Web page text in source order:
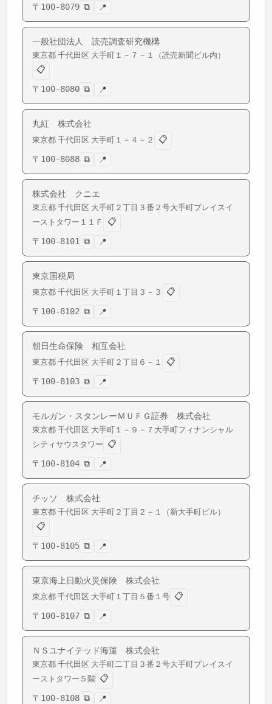
〒 100-8079 ⧉ 📍
一般社団法人 読売調査研究機構
東京都 千代田区 大手町 １－７－１（読売新聞ビル内）
📋
〒 100-8080 ⧉ 📍
丸紅 株式会社
東京都 千代田区 大手町 １－４－２
📋
〒 100-8088 ⧉ 📍
株式会社 クニエ
東京都 千代田区 大手町 ２丁目３番２号大手町プレイスイ
ーストタワー１１Ｆ
📋
〒 100-8101 ⧉ 📍
東京国税局
東京都 千代田区 大手町 １丁目３－３
📋
〒 100-8102 ⧉ 📍
朝日生命保険 相互会社
東京都 千代田区 大手町 ２丁目６－１
📋
〒 100-8103 ⧉ 📍
モルガン・スタンレーＭＵＦＧ証券 株式会社
東京都 千代田区 大手町 １－９－７大手町フィナンシャル
シティサウスタワー 📋
〒 100-8104 ⧉ 📍
チッソ 株式会社
東京都 千代田区 大手町 ２丁目２－１（新大手町ビル）
📋
〒 100-8105 ⧉ 📍
東京海上日動火災保険 株式会社
東京都 千代田区 大手町 １丁目５番１号 📋
〒 100-8107 ⧉ 📍
ＮＳユナイテッド海運 株式会社
東京都 千代田区 大手町二丁目３番２号大手町プレイスイ
ーストタワー５階 📋
〒 100-8108 ⧉ 📍